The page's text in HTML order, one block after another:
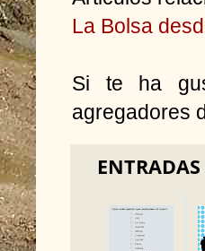
La Bolsa
Si te ha
agregadores